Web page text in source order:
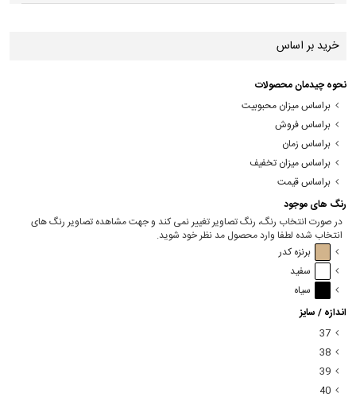
خرید بر اساس
نحوه چیدمان محصولات
براساس میزان محبوبیت
براساس فروش
براساس زمان
براساس میزان تخفیف
براساس قیمت
رنگ های موجود
در صورت انتخاب رنگ، رنگ تصاویر تغییر نمی کند و جهت مشاهده تصاویر رنگ های
انتخاب شده لطفا وارد محصول مد نظر خود شوید.
برنزه کدر
سفید
سیاه
اندازه / سایز
37
38
39
40